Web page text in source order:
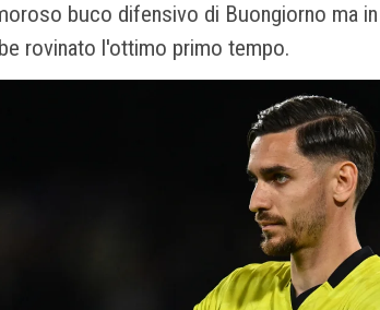
buco difensivo di Buongiorno ma
rovinato l'ottimo primo tempo.